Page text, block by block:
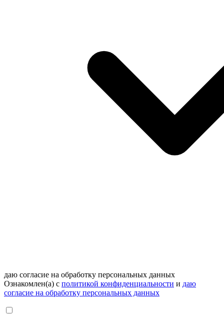
даю согласие на обработку персональных данных
Ознакомлен(а) с политикой конфиденциальности и даю
согласие на обработку персональных данных